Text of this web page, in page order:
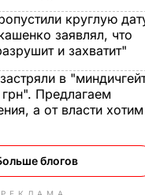
круглую
заявлял, что
и захватит"
в
Предлагаем
а от власти хотим
блогов
РЕКЛАМА